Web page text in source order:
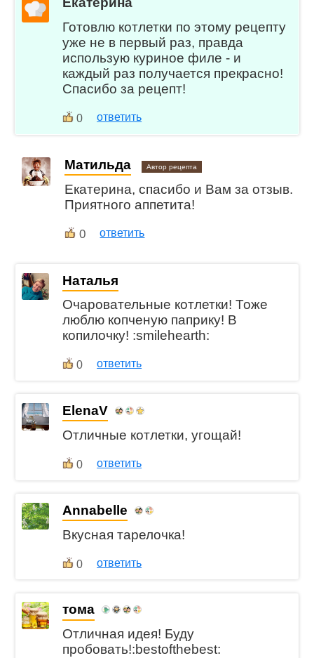
Готовлю котлетки по этому рецепту
уже не в первый раз, правда
использую куриное филе - и
каждый раз получается прекрасно!
Спасибо за рецепт!
0 ответить
Матильда Автор рецепта
Екатерина, спасибо и Вам за отзыв.
Приятного аппетита!
0 ответить
Наталья
Очаровательные котлетки! Тоже
люблю копченую паприку! В
копилочку! :smilehearth:
0 ответить
ElenaV
Отличные котлетки, угощай!
0 ответить
Annabelle
Вкусная тарелочка!
0 ответить
тома
Отличная идея! Буду
пробовать!:bestofthebest: